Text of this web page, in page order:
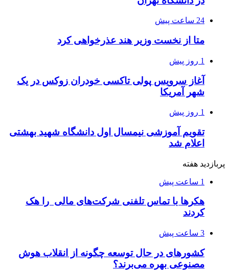
24 ساعت پیش
متا از نخست وزیر هند عذرخواهی کرد
1 روز پیش
آغاز سرویس پولی تاکسی خودران زوکس در یک
شهر آمریکا
1 روز پیش
تقویم آموزشی نیمسال اول دانشگاه شهید بهشتی
اعلام شد
پربازدید هفته
1 ساعت پیش
هکرها با تماس تلفنی شرکت‌های مالی را هک
کردند
3 ساعت پیش
کشورهای در حال توسعه چگونه از انقلاب هوش
مصنوعی بهره می‌برند؟